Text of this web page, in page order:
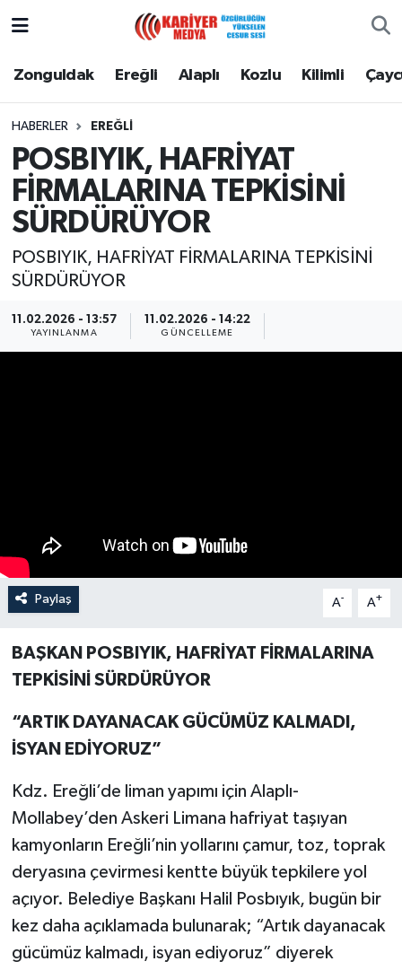
Zonguldak Ereğli Alaplı Kozlu Kilimli
HABERLER EREĞLI
POSBIYIK, HAFRİYAT
FİRMALARINA TEPKİSİNİ
SÜRDÜRÜYOR
POSBIYIK, HAFRİYAT FİRMALARINA TEPKİSİNİ
SÜRDÜRÜYOR
11.02.2026 - 13:57
YAYINLANMA
11.02.2026 - 14:22
GÜNCELLEME
Paylaş A- A+
BAŞKAN POSBIYIK, HAFRİYAT FİRMALARINA
TEPKİSİNİ SÜRDÜRÜYOR
“ARTIK DAYANACAK GÜCÜMÜZ KALMADI,
İSYAN EDİYORUZ”
Kdz. Ereğli’de liman yapımı için Alaplı-
Mollabey’den Askeri Limana hafriyat taşıyan
kamyonların Ereğli’nin yollarını çamur, toz, toprak
deryasına çevirmesi kentte büyük tepkilere yol
açıyor. Belediye Başkanı Halil Posbıyık, bugün bir
kez daha açıklamada bulunarak; “Artık dayanacak
gücümüz kalmadı, isyan ediyoruz” diyerek
Zonguldak
Alaplı
Kozlu
Kilimli
Zonguldak Nöbetçi Eczaneler
Zonguldak Namaz Vakitleri
Zonguldak Trafik Yoğunluk Haritası
Puan Durumu ve Fikstür
Son Dakika Haberleri